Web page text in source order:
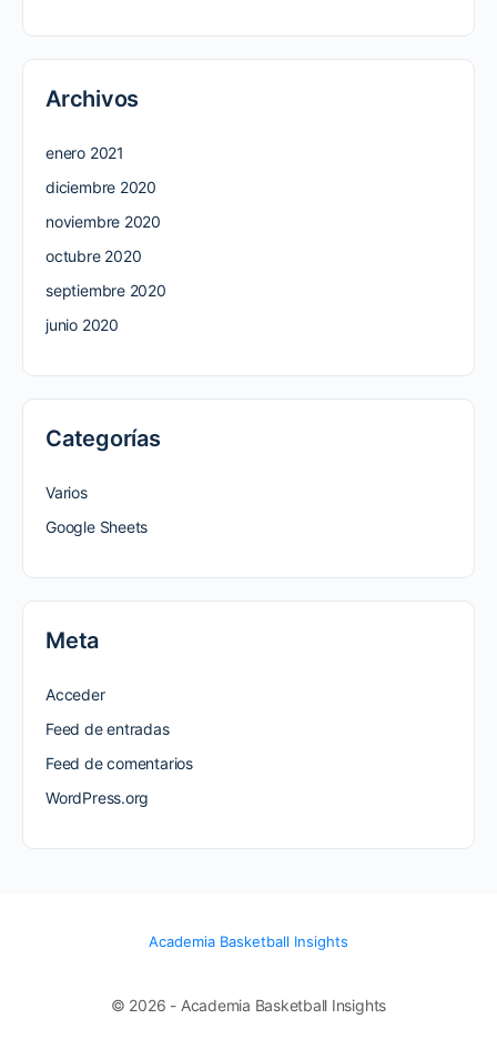
Archivos
enero 2021
diciembre 2020
noviembre 2020
octubre 2020
septiembre 2020
junio 2020
Categorías
Varios
Google Sheets
Meta
Acceder
Feed de entradas
Feed de comentarios
WordPress.org
Academia Basketball Insights
© 2026 - Academia Basketball Insights